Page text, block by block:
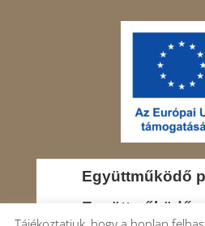
Együttműködő
Együttműködő